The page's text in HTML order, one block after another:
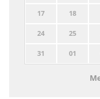
17 18
24 25
31 01